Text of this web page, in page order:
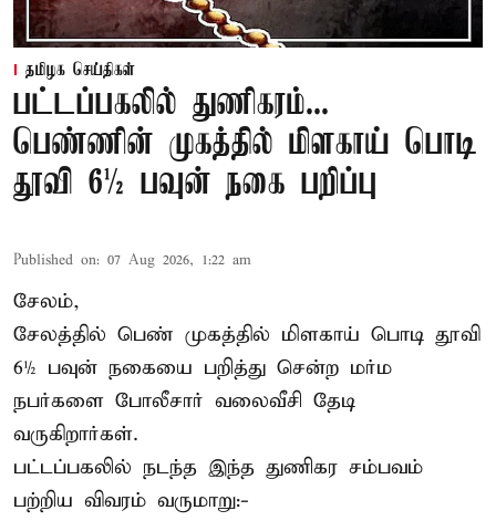
தமிழக செய்திகள்
பட்டப்பகலில் துணிகரம்...
பெண்ணின் முகத்தில் மிளகாய் பொடி
தூவி 6½ பவுன் நகை பறிப்பு
Published on: 07 Aug 2026, 1:22 am
சேலம்,
சேலத்தில் பெண் முகத்தில் மிளகாய் பொடி தூவி
6½ பவுன் நகையை பறித்து சென்ற மர்ம
நபர்களை போலீசார் வலைவீசி தேடி
வருகிறார்கள்.
பட்டப்பகலில் நடந்த இந்த துணிகர சம்பவம்
பற்றிய விவரம் வருமாறு:-